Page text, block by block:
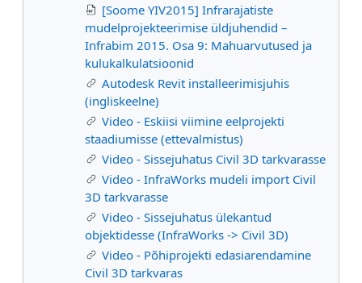
[Soome YIV2015] Infrarajatiste
mudelprojekteerimise üldjuhendid –
Infrabim 2015. Osa 9: Mahuarvutused ja
kulukalkulatsioonid
Autodesk Revit installeerimisjuhis
(ingliskeelne)
Video - Eskiisi viimine eelprojekti
staadiumisse (ettevalmistus)
Video - Sissejuhatus Civil 3D tarkvarasse
Video - InfraWorks mudeli import Civil
3D tarkvarasse
Video - Sissejuhatus ülekantud
objektidesse (InfraWorks -> Civil 3D)
Video - Põhiprojekti edasiarendamine
Civil 3D tarkvaras